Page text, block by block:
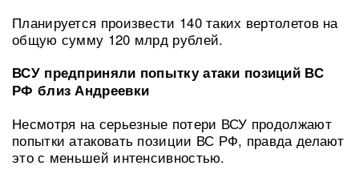
Планируется произвести 140 таких вертолетов на
общую сумму 120 млрд рублей.
ВСУ предприняли попытку атаки позиций ВС
РФ близ Андреевки
Несмотря на серьезные потери ВСУ продолжают
попытки атаковать позиции ВС РФ, правда делают
это с меньшей интенсивностью.